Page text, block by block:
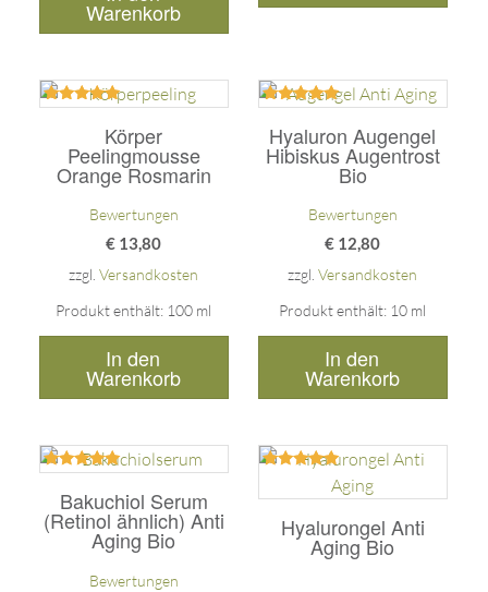
Warenkorb
Körper
Peelingmousse
Orange Rosmarin
von 5
Bewertungen
€ 13,80
zzgl.Versandkosten
Produkt enthält: 100 ml
In den
Warenkorb
Hyaluron Augengel
Hibiskus Augentrost
Bio
mit
5.00
von 5
Bewertungen
€ 12,80
zzgl.Versandkosten
Produkt enthält: 10 ml
In den
Warenkorb
Bakuchiol Serum
(Retinol ähnlich) Anti
Aging Bio
mit
5.00
von 5
Bewertungen
Hyalurongel Anti
Aging Bio
von 5